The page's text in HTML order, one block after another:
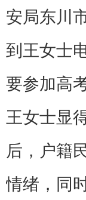
安局东川
到王女士
要参加高
王女士显
后，户籍
情绪，同